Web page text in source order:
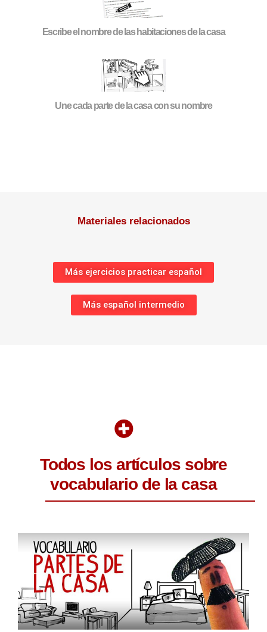
Escribe el nombre de las habitaciones de la casa
Une cada parte de la casa con su nombre
Materiales relacionados
Más ejercicios practicar español
Más español intermedio
Todos los artículos sobre
vocabulario de la casa